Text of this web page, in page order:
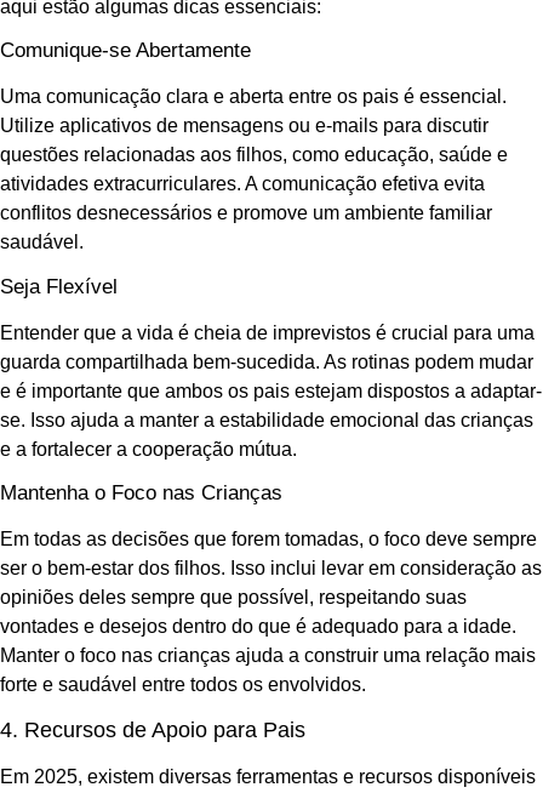
aqui estão algumas dicas essenciais:
Comunique-se Abertamente
Uma comunicação clara e aberta entre os pais é essencial.
Utilize aplicativos de mensagens ou e-mails para discutir
questões relacionadas aos filhos, como educação, saúde e
atividades extracurriculares. A comunicação efetiva evita
conflitos desnecessários e promove um ambiente familiar
saudável.
Seja Flexível
Entender que a vida é cheia de imprevistos é crucial para uma
guarda compartilhada bem-sucedida. As rotinas podem mudar
e é importante que ambos os pais estejam dispostos a adaptar-
se. Isso ajuda a manter a estabilidade emocional das crianças
e a fortalecer a cooperação mútua.
Mantenha o Foco nas Crianças
Em todas as decisões que forem tomadas, o foco deve sempre
ser o bem-estar dos filhos. Isso inclui levar em consideração as
opiniões deles sempre que possível, respeitando suas
vontades e desejos dentro do que é adequado para a idade.
Manter o foco nas crianças ajuda a construir uma relação mais
forte e saudável entre todos os envolvidos.
4. Recursos de Apoio para Pais
Em 2025, existem diversas ferramentas e recursos disponíveis